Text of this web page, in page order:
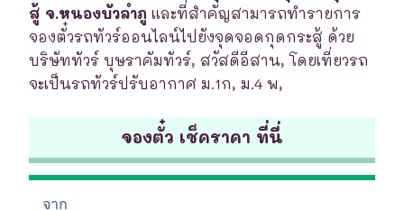
สู้ จ.หนองบัวลำภู และที่สำคัญสามารถทำรายการ
จองตั๋วรถทัวร์ออนไลน์ไปยังจุดจอดกุดกระสู้ ด้วย
บริษัททัวร์ บุษราคัมทัวร์, สวัสดีอีสาน, โดยเที่ยวรถ
จะเป็นรถทัวร์ปรับอากาศ ม.1ก, ม.4 พ,
จองตั๋ว เช็คราคา ที่นี่